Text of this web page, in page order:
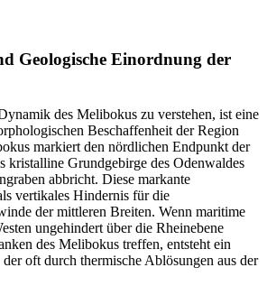
Geologische Einordnung der
des Melibokus zu verstehen, ist eine
Beschaffenheit der Region
markiert den nördlichen Endpunkt der
kristalline Grundgebirge des Odenwaldes
abbricht. Diese markante
vertikales Hindernis für die
der mittleren Breiten. Wenn maritime
ungehindert über die Rheinebene
des Melibokus treffen, entsteht ein
oft durch thermische Ablösungen aus der